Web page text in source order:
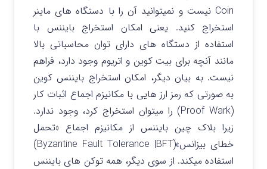
Coin نیست و نمیتوانید آن را با دستگاه های ماینر
استخراج کنید. یعنی امکان استخراج بایننس با
استفاده از دستگاه های دارای توان محاسباتی بالا
مانند آنچه برای بیت کوین و اتریوم وجود دارد، فراهم
نیست. به بیان دیگر، امکان استخراج بایننس کوین
به صورتی که رمز ارز هایی با مکانیزم اجماع اثبات کار
(Proof Wark) را میتوان استخراج کرد، وجود ندارد.
زیرا بلاک چین بایننس از مکانیزم اجماع «تحمل
خطای بیزانس»(Byzantine Fault Tolerance |BFT)
استفاده میکند. از سوی دیگر، همه توکن های بایننس